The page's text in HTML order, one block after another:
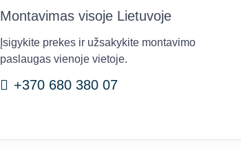
Montavimas visoje Lietuvoje
Įsigykite prekes ir užsakykite montavimo
paslaugas vienoje vietoje.
+370 680 380 07